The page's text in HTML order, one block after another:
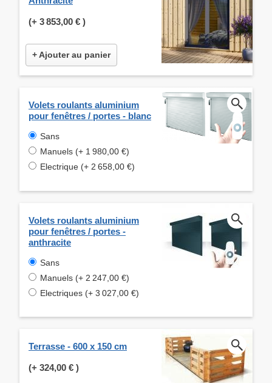
(+ 3 853,00 € )
+ Ajouter au panier
Volets roulants aluminium
pour fenêtres / portes - blanc
Sans
Manuels (+ 1 980,00 €)
Electrique (+ 2 658,00 €)
Volets roulants aluminium
pour fenêtres / portes -
anthracite
Sans
Manuels (+ 2 247,00 €)
Electriques (+ 3 027,00 €)
Terrasse - 600 x 150 cm
(+ 324,00 € )